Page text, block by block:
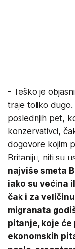
- Teško je
traje toliko dugo.
poslednjih pet,
konzervativci,
dogovore kojim
Britaniju, niti su
najviše smeta
iako su većina
čak i za
migranata
pitanje, koje će
ekonomskih